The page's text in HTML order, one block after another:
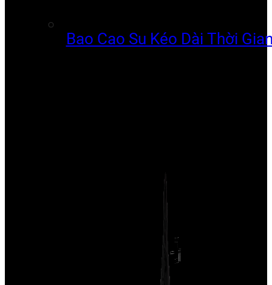
Bao Cao Su Kéo Dài Thời